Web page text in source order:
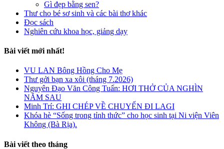
Gì đẹp bằng sen?
Thư cho bé sơ sinh và các bài thơ khác
Đọc sách
Nghiên cứu khoa học, giảng dạy
Bài viết mới nhất!
VU LAN Bông Hồng Cho Mẹ
Thư gởi bạn xa xôi (tháng 7.2026)
Nguyên Đạo Văn Công Tuấn: HƠI THỞ CỦA NGHÌN
NĂM SAU
Minh Trí: GHI CHÉP VỀ CHUYẾN ĐI LAGI
Khóa hè “Sống trong tỉnh thức” cho học sinh tại Ni viện Viên
Không (Bà Rịa).
Bài viết theo tháng